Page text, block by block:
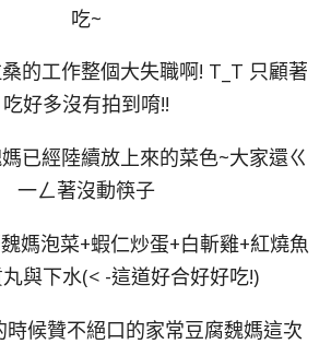
吃~
的工作整個大失職啊! T_T 只顧著
吃好多沒有拍到唷!!
已經陸續放上來的菜色~大家還ㄍ
一ㄥ著沒動筷子
媽泡菜+蝦仁炒蛋+白斬雞+紅燒魚
與下水(< -這道好合好好吃!)
候贊不絕口的家常豆腐魏媽這次